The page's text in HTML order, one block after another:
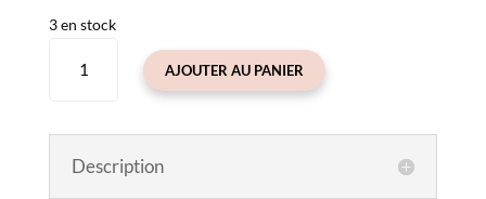
3 en stock
sensoriels
Fée
AJOUTER AU PANIER
Description